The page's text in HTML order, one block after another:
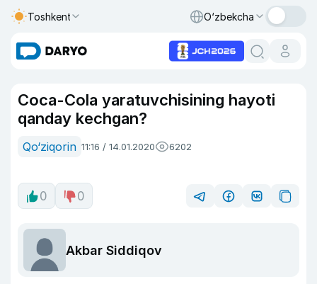
Toshkent O‘zbekcha
Coca-Cola yaratuvchisining hayoti
qanday kechgan?
Qo‘ziqorin 11:16 / 14.01.2020 6202
0 0
Akbar Siddiqov